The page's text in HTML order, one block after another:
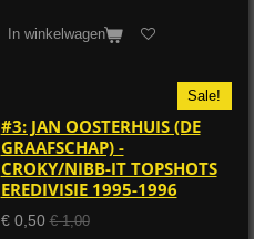
In winkelwagen
Sale!
#3: JAN OOSTERHUIS (DE
GRAAFSCHAP) -
CROKY/NIBB-IT TOPSHOTS
EREDIVISIE 1995-1996
€ 0,50 € 1,00